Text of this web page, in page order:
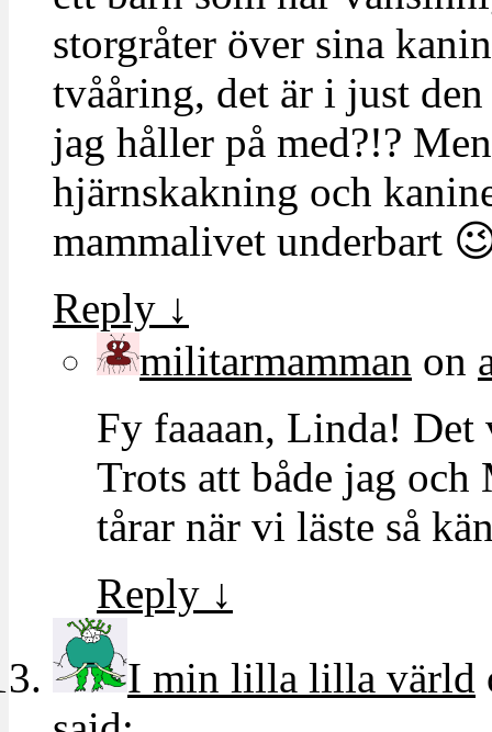
storgråter över sina
tvååring, det är i just
jag håller på med?!?
hjärnskakning och
mammalivet underbart
Reply ↓
militarmamman on
Fy faaaan, Linda!
Trots att både jag
tårar när vi läste så
Reply ↓
I min lilla lilla värld